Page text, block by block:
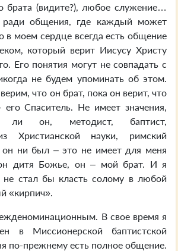
брата (видите?), любое служение…
ради общения, где каждый может
в моем сердце всегда есть общение
который верит Иисусу Христу
Его понятия могут не совпадать с
не будем упоминать об этом.
что он брат, пока он верит, что
Спаситель. Не имеет значения,
ли он, методист, баптист,
Христианской науки, римский
ни был – это не имеет для меня
дитя Божье, он – мой брат. И я
стал бы класть солому в любой
«кирпич».
В свое время я
в Миссионерской баптистской
по-прежнему есть полное общение.